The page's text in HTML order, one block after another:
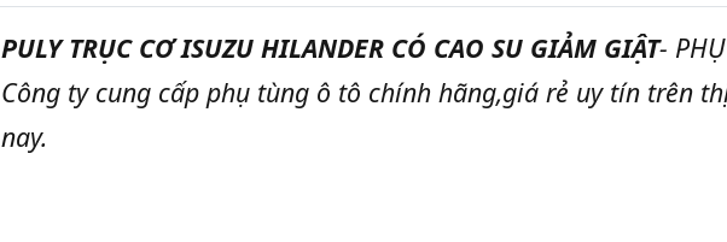
PULY TRỤC CƠ ISUZU HILANDER CÓ CAO SU GIẢM GIẬT-
Công ty cung cấp phụ tùng ô tô chính hãng,giá rẻ uy tín trên
nay.